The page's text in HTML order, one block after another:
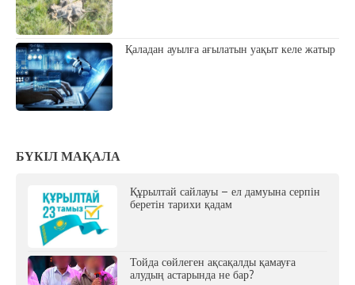
Қаладан ауылға ағылатын уақыт келе жатыр
БҮКІЛ МАҚАЛА
Құрылтай сайлауы – ел дамуына серпін
беретін тарихи қадам
Тойда сөйлеген ақсақалды қамауға
алудың астарында не бар?